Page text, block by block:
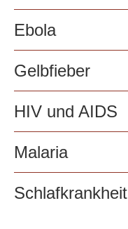
Ebola
Gelbfieber
HIV und AIDS
Malaria
Schlafkrankheit